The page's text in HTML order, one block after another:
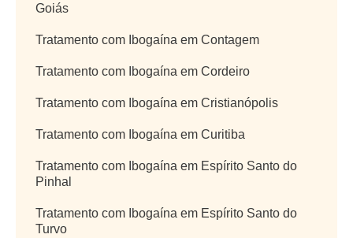
Goiás
Tratamento com Ibogaína em Contagem
Tratamento com Ibogaína em Cordeiro
Tratamento com Ibogaína em Cristianópolis
Tratamento com Ibogaína em Curitiba
Tratamento com Ibogaína em Espírito Santo do
Pinhal
Tratamento com Ibogaína em Espírito Santo do
Turvo